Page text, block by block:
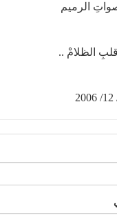
الرميم
الظلامْ ..